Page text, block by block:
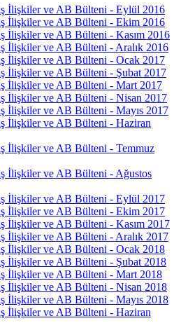
İlişkiler ve AB Bülteni - Eylül 2016
İlişkiler ve AB Bülteni - Ekim 2016
İlişkiler ve AB Bülteni - Kasım 2016
İlişkiler ve AB Bülteni - Aralık 2016
İlişkiler ve AB Bülteni - Ocak 2017
İlişkiler ve AB Bülteni - Şubat 2017
İlişkiler ve AB Bülteni - Mart 2017
İlişkiler ve AB Bülteni - Nisan 2017
İlişkiler ve AB Bülteni - Mayıs 2017
İlişkiler ve AB Bülteni - Haziran
İlişkiler ve AB Bülteni - Temmuz
İlişkiler ve AB Bülteni - Ağustos
İlişkiler ve AB Bülteni - Eylül 2017
İlişkiler ve AB Bülteni - Ekim 2017
İlişkiler ve AB Bülteni - Kasım 2017
İlişkiler ve AB Bülteni - Aralık 2017
İlişkiler ve AB Bülteni - Ocak 2018
İlişkiler ve AB Bülteni - Şubat 2018
İlişkiler ve AB Bülteni - Mart 2018
İlişkiler ve AB Bülteni - Nisan 2018
İlişkiler ve AB Bülteni - Mayıs 2018
İlişkiler ve AB Bülteni - Haziran